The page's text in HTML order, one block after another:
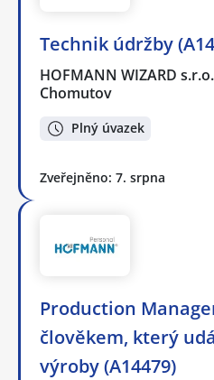
Technik údržby
HOFMANN WIZARD s.r.o.
Chomutov
Plný úvazek
Zveřejněno: 7. srpna
Production
člověkem, který
výroby (A14479)